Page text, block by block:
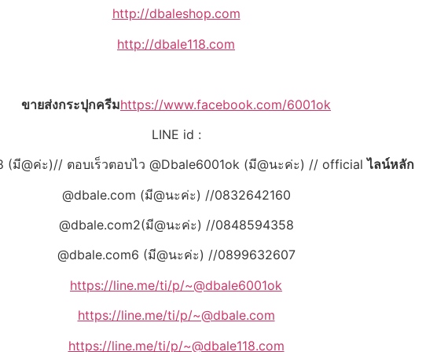
http://dbaleshop.com
http://dbale118.com
ขายส่งกระปุกครีมhttps://www.facebook.com/6001ok
LINE id :
(มี@ค่ะ)// ตอบเร็วตอบไว @Dbale6001ok (มี@นะค่ะ) // officialไลน์หลัก
@dbale.com (มี@นะค่ะ) //0832642160
@dbale.com2(มี@นะค่ะ) //0848594358
@dbale.com6 (มี@นะค่ะ) //0899632607
https://line.me/ti/p/~@dbale6001ok
https://line.me/ti/p/~@dbale.com
https://line.me/ti/p/~@dbale118.com